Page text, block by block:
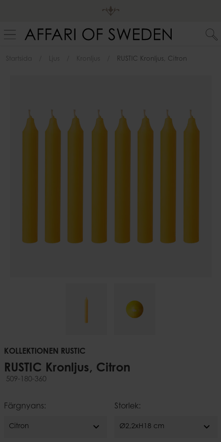
Startsida Ljus Kronljus RUSTIC Kronljus, Citron
KOLLEKTIONEN RUSTIC
RUSTIC Kronljus, Citron
509-180-360
Färgnyans:
Citron expand_more
Storlek:
Ø2,2xH18 cm expand_more